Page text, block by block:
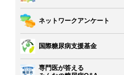
ネットワークアンケート
国際糖尿病支援基金
専門医が答える